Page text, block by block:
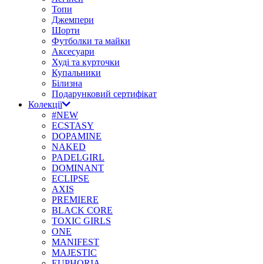
Топи
Джемпери
Шорти
Футболки та майки
Аксесуари
Худі та курточки
Купальники
Білизна
Подарунковий сертифікат
Колекції
#NEW
ECSTASY
DOPAMINE
NAKED
PADELGIRL
DOMINANT
ECLIPSE
AXIS
PREMIERE
BLACK CORE
TOXIC GIRLS
ONE
MANIFEST
MAJESTIC